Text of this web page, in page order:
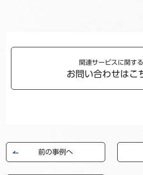
関連サービスに関する
お問い合わせはこ
前の事例へ